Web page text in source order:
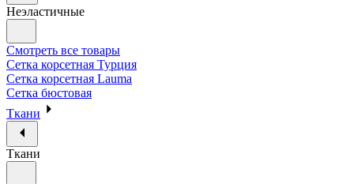
Неэластичные
Смотреть все товары
Сетка корсетная Турция
Сетка корсетная Lauma
Сетка бюстовая
Ткани
Ткани